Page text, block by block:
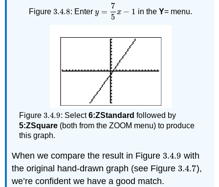
Figure3.4.8
3.4.8: Enter y =
7
5
x − 1
y=7 5x−1 in the Y= menu.
Figure3.4.9
3.4.9: Select6:ZStandard followed by
5:ZSquare (both from the ZOOM menu) to produce
this graph.
When we compare the result in Figure3.4.9
3.4.9 with
the original hand-drawn graph (see Figure3.4.7
3.4.7),
we’re confident we have a good match.